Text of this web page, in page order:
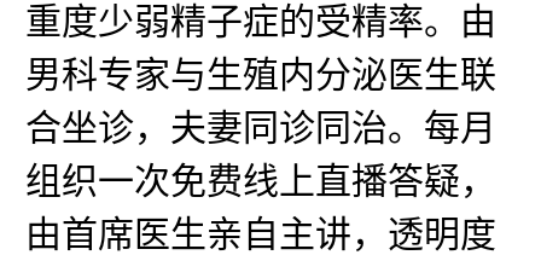
重度少弱精子症的受精率。由
男科专家与生殖内分泌医生联
合坐诊，夫妻同诊同治。每月
组织一次免费线上直播答疑，
由首席医生亲自主讲，透明度